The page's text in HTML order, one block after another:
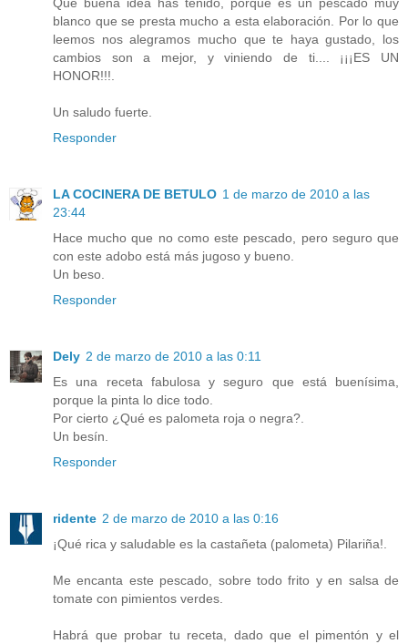
Qué buena idea has tenido, porque es un pescado muy
blanco que se presta mucho a esta elaboración. Por lo que
leemos nos alegramos mucho que te haya gustado, los
cambios son a mejor, y viniendo de ti.... ¡¡¡ES UN
HONOR!!!.
Un saludo fuerte.
Responder
LA COCINERA DE BETULO 1 de marzo de 2010 a las
23:44
Hace mucho que no como este pescado, pero seguro que
con este adobo está más jugoso y bueno.
Un beso.
Responder
Dely 2 de marzo de 2010 a las 0:11
Es una receta fabulosa y seguro que está buenísima,
porque la pinta lo dice todo.
Por cierto ¿Qué es palometa roja o negra?.
Un besín.
Responder
ridente 2 de marzo de 2010 a las 0:16
¡Qué rica y saludable es la castañeta (palometa) Pilariña!.
Me encanta este pescado, sobre todo frito y en salsa de
tomate con pimientos verdes.
Habrá que probar tu receta, dado que el pimentón y el